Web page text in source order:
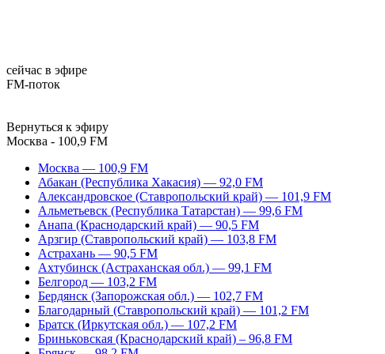
сейчас в эфире
FM-поток
Вернуться к эфиру
Москва - 100,9 FM
Москва — 100,9 FM
Абакан (Республика Хакасия) — 92,0 FM
Александровское (Ставропольский край) — 101,9 FM
Альметьевск (Республика Татарстан) — 99,6 FM
Анапа (Краснодарский край) — 90,5 FM
Арзгир (Ставропольский край) — 103,8 FM
Астрахань — 90,5 FM
Ахтубинск (Астраханская обл.) — 99,1 FM
Белгород — 103,2 FM
Бердянск (Запорожская обл.) — 102,7 FM
Благодарный (Ставропольский край) — 101,2 FM
Братск (Иркутская обл.) — 107,2 FM
Бриньковская (Краснодарский край) – 96,8 FM